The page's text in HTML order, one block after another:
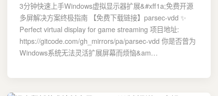
3分钟快速上手Windows虚拟显示器扩展&#xff1a;免费开源
多屏解决方案终极指南 【免费下载链接】parsec-vdd ✨
Perfect virtual display for game streaming 项目地址:
https://gitcode.com/gh_mirrors/pa/parsec-vdd 你是否曾为
Windows系统无法灵活扩展屏幕而烦恼&am…